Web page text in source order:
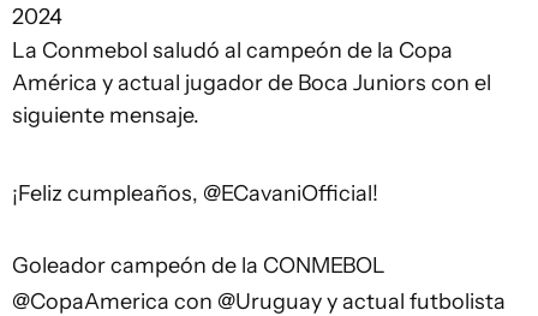
2024
La Conmebol saludó al campeón de la Copa
América y actual jugador de Boca Juniors con el
siguiente mensaje.
¡Feliz cumpleaños, @ECavaniOfficial!
Goleador campeón de la CONMEBOL
@CopaAmerica con @Uruguayy actual futbolista